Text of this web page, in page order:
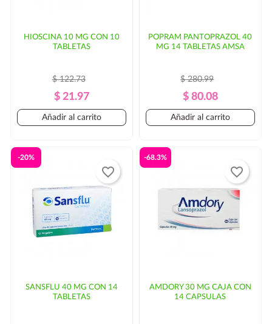
HIOSCINA 10 MG CON 10
TABLETAS
Precio
Regular
$ 122.73
Precio
$ 21.97
Añadir al carrito
POPRAM PANTOPRAZOL 40
MG 14 TABLETAS AMSA
Precio
Regular
$ 280.99
Precio
$ 80.08
Añadir al carrito
SANSFLU 40 MG CON 14
TABLETAS
-20%
favorite_border
AMDORY 30 MG CAJA CON
14 CAPSULAS
-68.3%
favorite_border